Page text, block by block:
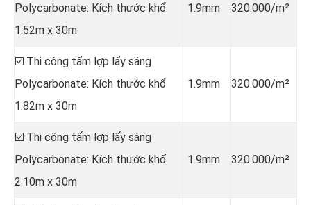
Polycarbonate: Kích thước khổ
1.52m x 30m
1.9mm 320.000/m²
☑️ Thi công tấm lợp lấy sáng
Polycarbonate: Kích thước khổ
1.82m x 30m
1.9mm 320.000/m²
☑️ Thi công tấm lợp lấy sáng
Polycarbonate: Kích thước khổ
2.10m x 30m
1.9mm 320.000/m²